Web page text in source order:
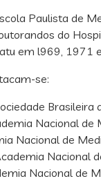
Paulista de
do
em l969, 1971
se:
Brasileira
Nacional de
Nacional de
Nacional
Nacional de